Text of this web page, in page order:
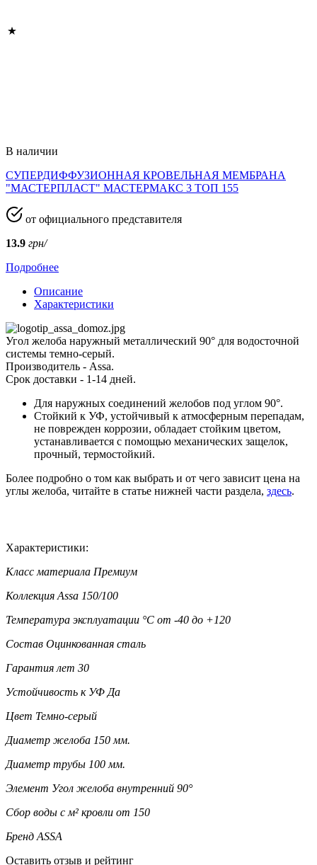
В наличии
СУПЕРДИФФУЗИОННАЯ КРОВЕЛЬНАЯ МЕМБРАНА
"МАСТЕРПЛАСТ" МАСТЕРМАКС 3 ТОП 155
от официального представителя
13.9 грн/
Подробнее
Описание
Характеристики
Угол желоба наружный металлический 90° для водосточной
системы темно-серый.
Производитель - Assa.
Срок доставки - 1-14 дней.
Для наружных соединений желобов под углом 90°.
Стойкий к УФ, устойчивый к атмосферным перепадам,
не поврежден коррозии, обладает стойким цветом,
устанавливается с помощью механических защелок,
прочный, термостойкий.
Более подробно о том как выбрать и от чего зависит цена на
углы желоба, читайте в статье нижней части раздела, здесь.
Характеристики:
Класс материала Премиум
Коллекция Assa 150/100
Температура эксплуатации °C от -40 до +120
Состав Оцинкованная сталь
Гарантия лет 30
Устойчивость к УФ Да
Цвет Темно-серый
Диаметр желоба 150 мм.
Диаметр трубы 100 мм.
Элемент Угол желоба внутренний 90°
Сбор воды с м² кровли от 150
Бренд ASSA
Оставить отзыв и рейтинг